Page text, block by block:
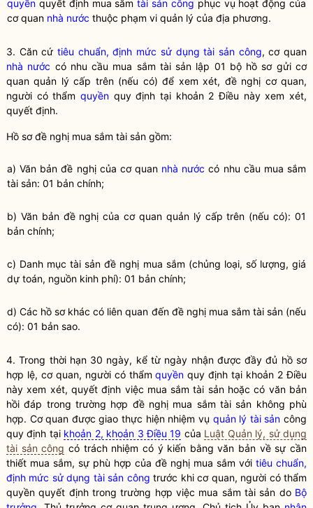
quyền quyết định mua sắmtài sản công phục vụ hoạt động của
cơ quan nhà nước thuộc phạm vi quản lý của địa phương.
3. Căn cứtiêu chuẩn, định mức sử dụng tài sản công, cơ quan
nhà nước có nhu cầu mua sắm tài sản lập 01 bộ hồ sơ gửi cơ
quan quản lý cấp trên (nếu có) để xem xét, đề nghị cơ quan,
người có thẩm quyền quy định tại khoản 2 Điều này xem xét,
quyết định.
Hồ sơ đề nghị mua sắm tài sản gồm:
a) Văn bản đề nghị của cơ quan nhà nước có nhu cầu mua sắm
tài sản: 01 bản chính;
b) Văn bản đề nghị của cơ quan quản lý cấp trên (nếu có): 01
bản chính;
c) Danh mục tài sản đề nghị mua sắm (chủng loại, số lượng, giá
dự toán, nguồn kinh phí): 01 bản chính;
d) Các hồ sơ khác có liên quan đến đề nghị mua sắm tài sản (nếu
có): 01 bản sao.
4. Trong thời hạn 30 ngày, kể từ ngày nhận được đầy đủ hồ sơ
hợp lệ, cơ quan, người có thẩmquyền quy định tại khoản 2 Điều
này xem xét, quyết định việc mua sắm tài sản hoặc có văn bản
hồi đáp trong trường hợp đề nghị mua sắm tài sản không phù
hợp. Cơ quan được giao thực hiện nhiệm vụ quản lý tài sản công
quy định tại khoản 2, khoản 3 Điều 19 của Luật Quản lý, sử dụng
tài sản công có trách nhiệm có ý kiến bằng văn bản về sự cần
thiết mua sắm, sự phù hợp của đề nghị mua sắm với tiêu chuẩn,
định mức sử dụng tài sản công trước khi cơ quan, người có thẩm
quyền quyết định trong trường hợp việc mua sắm tài sản do Bộ